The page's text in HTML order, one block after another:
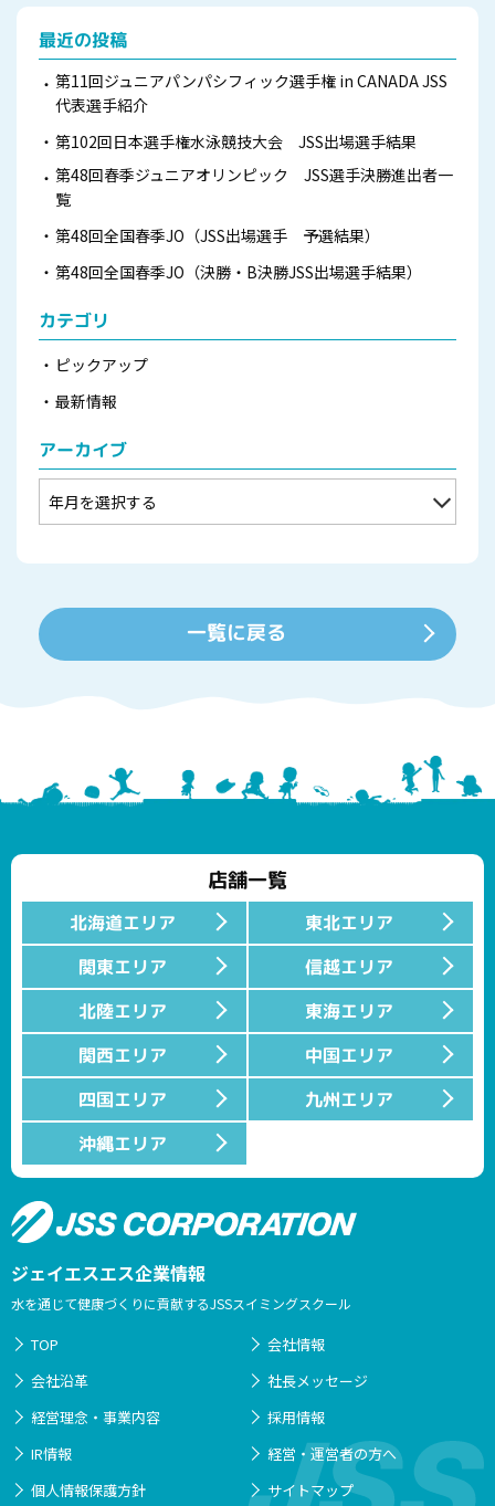
最近の投稿
第11回ジュニアパンパシフィック選手権 in CANADA JSS
代表選手紹介
第102回日本選手権水泳競技大会 JSS出場選手結果
第48回春季ジュニアオリンピック JSS選手決勝進出者一
覧
第48回全国春季JO（JSS出場選手 予選結果）
第48回全国春季JO（決勝・B決勝JSS出場選手結果）
カテゴリ
ピックアップ
最新情報
アーカイブ
一覧に戻る
店舗一覧
北海道エリア
東北エリア
関東エリア
信越エリア
北陸エリア
東海エリア
関西エリア
中国エリア
四国エリア
九州エリア
沖縄エリア
ジェイエスエス企業情報
水を通じて健康づくりに貢献するJSSスイミングスクール
TOP
会社情報
会社沿革
社長メッセージ
経営理念・事業内容
採用情報
IR情報
経営・運営者の方へ
個人情報保護方針
サイトマップ